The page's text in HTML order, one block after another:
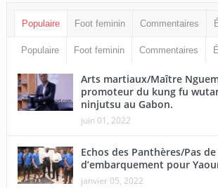
Populaire Foot feminin Commentaires
Populaire Foot feminin Commentaires
Arts martiaux/Maître
promoteur du kung fu
ninjutsu au Gabon.
juin 01, 2022
Echos des Panthères/Pas
d’embarquement pour
janvier 05, 2022